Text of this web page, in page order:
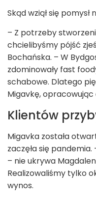
Skąd wziął się
– Z potrzeby
chcielibyśmy pójść
Bochańska. – W
zdominowały fast
schabowe. Dlatego
Migavkę,
Klientów
Migavka została
zaczęła się
– nie ukrywa
Realizowaliśmy tylko
wynos.